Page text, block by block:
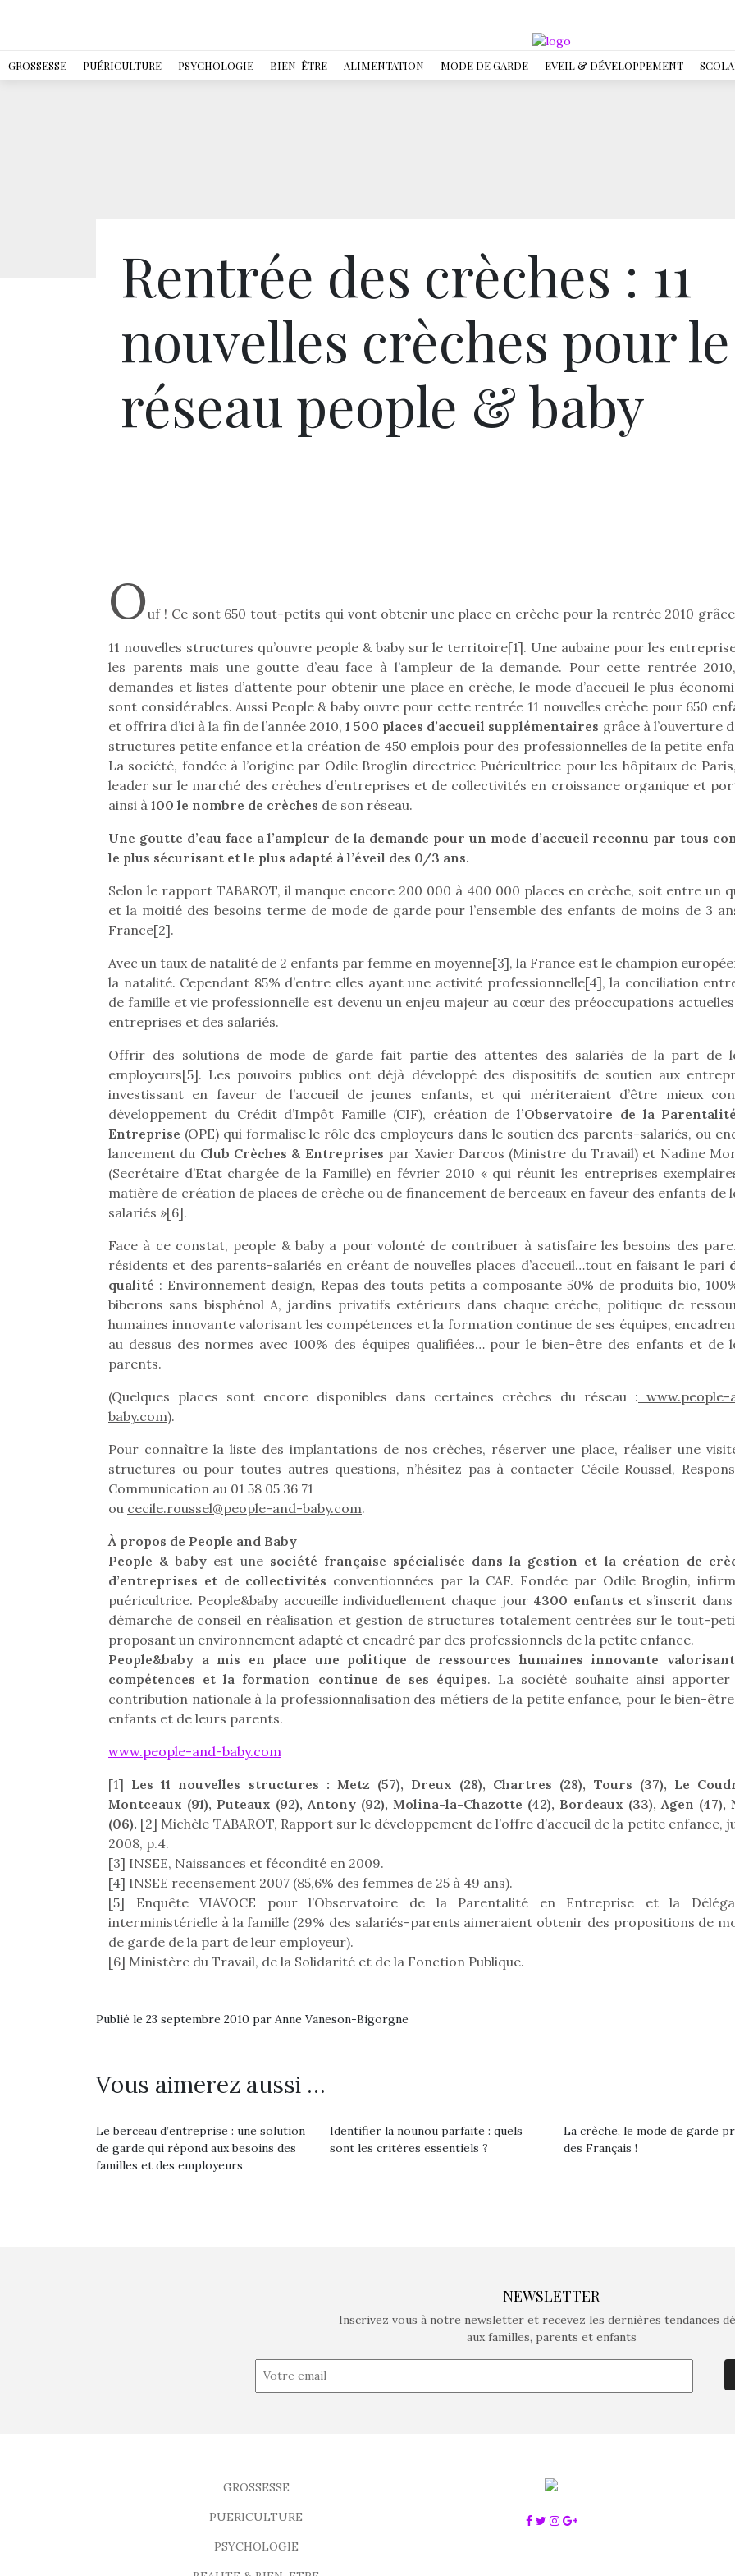
GROSSESSE PUÉRICULTURE PSYCHOLOGIE BIEN-ÊTRE ALIMENTATION MODE DE GARDE EVEIL & DÉVELOPPEMENT
Rentrée des crèches : 11
nouvelles crèches pour le
réseau people & baby
Ouf ! Ce sont 650 tout-petits qui vont obtenir une place en crèche pour la rentrée 2010
11 nouvelles structures qu’ouvre people & baby sur le territoire[1]. Une aubaine pour les
les parents mais une goutte d’eau face à l’ampleur de la demande. Pour cette rentrée
demandes et listes d’attente pour obtenir une place en crèche, le mode d’accueil le plus
sont considérables. Aussi People & baby ouvre pour cette rentrée 11 nouvelles crèche pour 650
et offrira d’ici à la fin de l’année 2010, 1 500 places d’accueil supplémentaires grâce à l’ouverture
structures petite enfance et la création de 450 emplois pour des professionnelles de la petite
La société, fondée à l’origine par Odile Broglin directrice Puéricultrice pour les hôpitaux de
leader sur le marché des crèches d’entreprises et de collectivités en croissance organique et
ainsi à 100 le nombre de crèches de son réseau.
Une goutte d’eau face a l’ampleur de la demande pour un mode d’accueil reconnu par tous
le plus sécurisant et le plus adapté à l’éveil des 0/3 ans.
Selon le rapport TABAROT, il manque encore 200 000 à 400 000 places en crèche, soit entre un
et la moitié des besoins terme de mode de garde pour l’ensemble des enfants de moins de 3
France[2].
Avec un taux de natalité de 2 enfants par femme en moyenne[3], la France est le champion
la natalité. Cependant 85% d’entre elles ayant une activité professionnelle[4], la conciliation
de famille et vie professionnelle est devenu un enjeu majeur au cœur des préoccupations
entreprises et des salariés.
Offrir des solutions de mode de garde fait partie des attentes des salariés de la part de
employeurs[5]. Les pouvoirs publics ont déjà développé des dispositifs de soutien aux
investissant en faveur de l’accueil de jeunes enfants, et qui mériteraient d’être mieux
développement du Crédit d’Impôt Famille (CIF), création de l’Observatoire de la
Entreprise (OPE) qui formalise le rôle des employeurs dans le soutien des parents-salariés, ou
lancement du Club Crèches & Entreprises par Xavier Darcos (Ministre du Travail) et Nadine
(Secrétaire d’Etat chargée de la Famille) en février 2010 « qui réunit les entreprises
matière de création de places de crèche ou de financement de berceaux en faveur des enfants de
salariés »[6].
Face à ce constat, people & baby a pour volonté de contribuer à satisfaire les besoins des
résidents et des parents-salariés en créant de nouvelles places d’accueil…tout en faisant le pari
qualité : Environnement design, Repas des touts petits a composante 50% de produits bio,
biberons sans bisphénol A, jardins privatifs extérieurs dans chaque crèche, politique de
humaines innovante valorisant les compétences et la formation continue de ses équipes,
au dessus des normes avec 100% des équipes qualifiées… pour le bien-être des enfants et de
parents.
(Quelques places sont encore disponibles dans certaines crèches du réseau : www.people-
baby.com).
Pour connaître la liste des implantations de nos crèches, réserver une place, réaliser une
structures ou pour toutes autres questions, n’hésitez pas à contacter Cécile Roussel,
Communication au 01 58 05 36 71
ou cecile.roussel@people-and-baby.com.
À propos de People and Baby
People & baby est une société française spécialisée dans la gestion et la création de
d’entreprises et de collectivités conventionnées par la CAF. Fondée par Odile Broglin,
puéricultrice. People&baby accueille individuellement chaque jour4300 enfants et s’inscrit
démarche de conseil en réalisation et gestion de structures totalement centrées sur le tout-
proposant un environnement adapté et encadré par des professionnels de la petite enfance.
People&baby a mis en place une politique de ressources humaines innovante
compétences et la formation continue de ses équipes. La société souhaite ainsi apporter
contribution nationale à la professionnalisation des métiers de la petite enfance, pour le bien-
enfants et de leurs parents.
www.people-and-baby.com
[1] Les 11 nouvelles structures : Metz (57), Dreux (28), Chartres (28), Tours (37), Le
Montceaux (91), Puteaux (92), Antony (92), Molina-la-Chazotte (42), Bordeaux (33), Agen (47),
(06). [2] Michèle TABAROT, Rapport sur le développement de l’offre d’accueil de la petite enfance,
2008, p.4.
[3] INSEE, Naissances et fécondité en 2009.
[4] INSEE recensement 2007 (85,6% des femmes de 25 à 49 ans).
[5] Enquête VIAVOCE pour l’Observatoire de la Parentalité en Entreprise et la
interministérielle à la famille (29% des salariés-parents aimeraient obtenir des propositions de
de garde de la part de leur employeur).
[6] Ministère du Travail, de la Solidarité et de la Fonction Publique.
Publié le 23 septembre 2010 par Anne Vaneson-Bigorgne
Vous aimerez aussi …
Le berceau d’entreprise : une solution
de garde qui répond aux besoins des
familles et des employeurs
Identifier la nounou parfaite : quels
sont les critères essentiels ?
La crèche, le mode de garde
des Français !
Pâques 2026 : chocolats
et idées pour une chasse
aux œufs magique en
famille
Chocolats à petits prix,
jouets malins et idées
créatives… voici de quoi
organiser une chasse aux
œufs magique…
Pâques
et idées
aux œufs
Chocolats
jouets
créatives…
organiser
œufs
Une loutre en peluche
pour les enfants, un
animal qui change des
grands classiques !
Les peluches quelles
qu’elles soient, sont des
ami, objet à câliner,
confident,…
Petit chef deviendra
grand !
Les jeux d’imitation
constituent un véritable
terrain d’apprentissage
qui permet aux enfants
Une loutre
pour les
animal qui
grands
Les
qu’elles
ami,
confident,…
NextGen, une nouvelle
trottinette mécanique
enfants débordent
d’énergie. Varier
occupations n’est pas
simple.
activité
ou
Des trampolines pour les
estivales et avec le
retour des beaux jours,
c’est l’occasion rêvée
pour les enfants de…
Et si l’aventure était au
successifs, des couvre-
feux à des heures
restrictions de
T’AS TON NERF ?
premières grosses
chaleurs et des futures
Le boom de
L’attrait
est
Depuis 2019 la marque
crée des jeux pour les
enfants de 4 à 10 ans avec
Depuis
crée des
enfants de 4
comme
NEWSLETTER
Inscrivez vous à notre newsletter et recevez les dernières tendances
aux familles, parents et enfants
GROSSESSE
PUERICULTURE
PSYCHOLOGIE